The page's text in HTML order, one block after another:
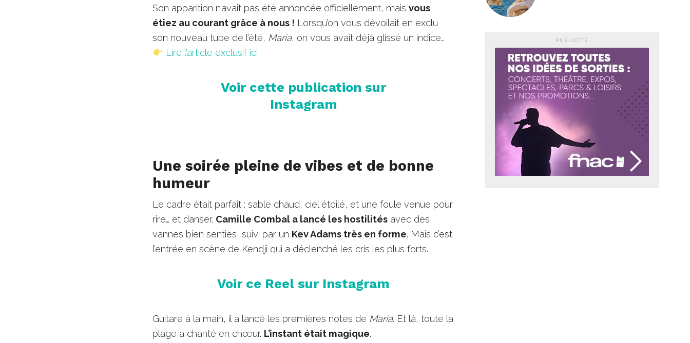
Son apparition n’avait pas été annoncée officiellement, maisvous
étiez au courant grâce à nous ! Lorsqu’on vous dévoilait en exclu
son nouveau tube de l’été, Maria, on vous avait déjà glissé un indice…
Lire l’article exclusif ici
Voir cette publication sur
Instagram
Une soirée pleine de vibes et de bonne
humeur
Le cadre était parfait : sable chaud, ciel étoilé, et une foule venue pour
rire… et danser. Camille Combal a lancé les hostilités avec des
vannes bien senties, suivi par un Kev Adams très en forme. Mais c’est
l’entrée en scène de Kendji qui a déclenché les cris les plus forts.
Voir ce Reel sur Instagram
Guitare à la main, il a lancé les premières notes de Maria. Et là, toute la
plage a chanté en chœur. L’instant était magique.
PUBLICITÉ